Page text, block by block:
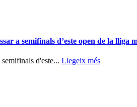
a semifinals d’este open de la lliga
d'este... Llegeix més